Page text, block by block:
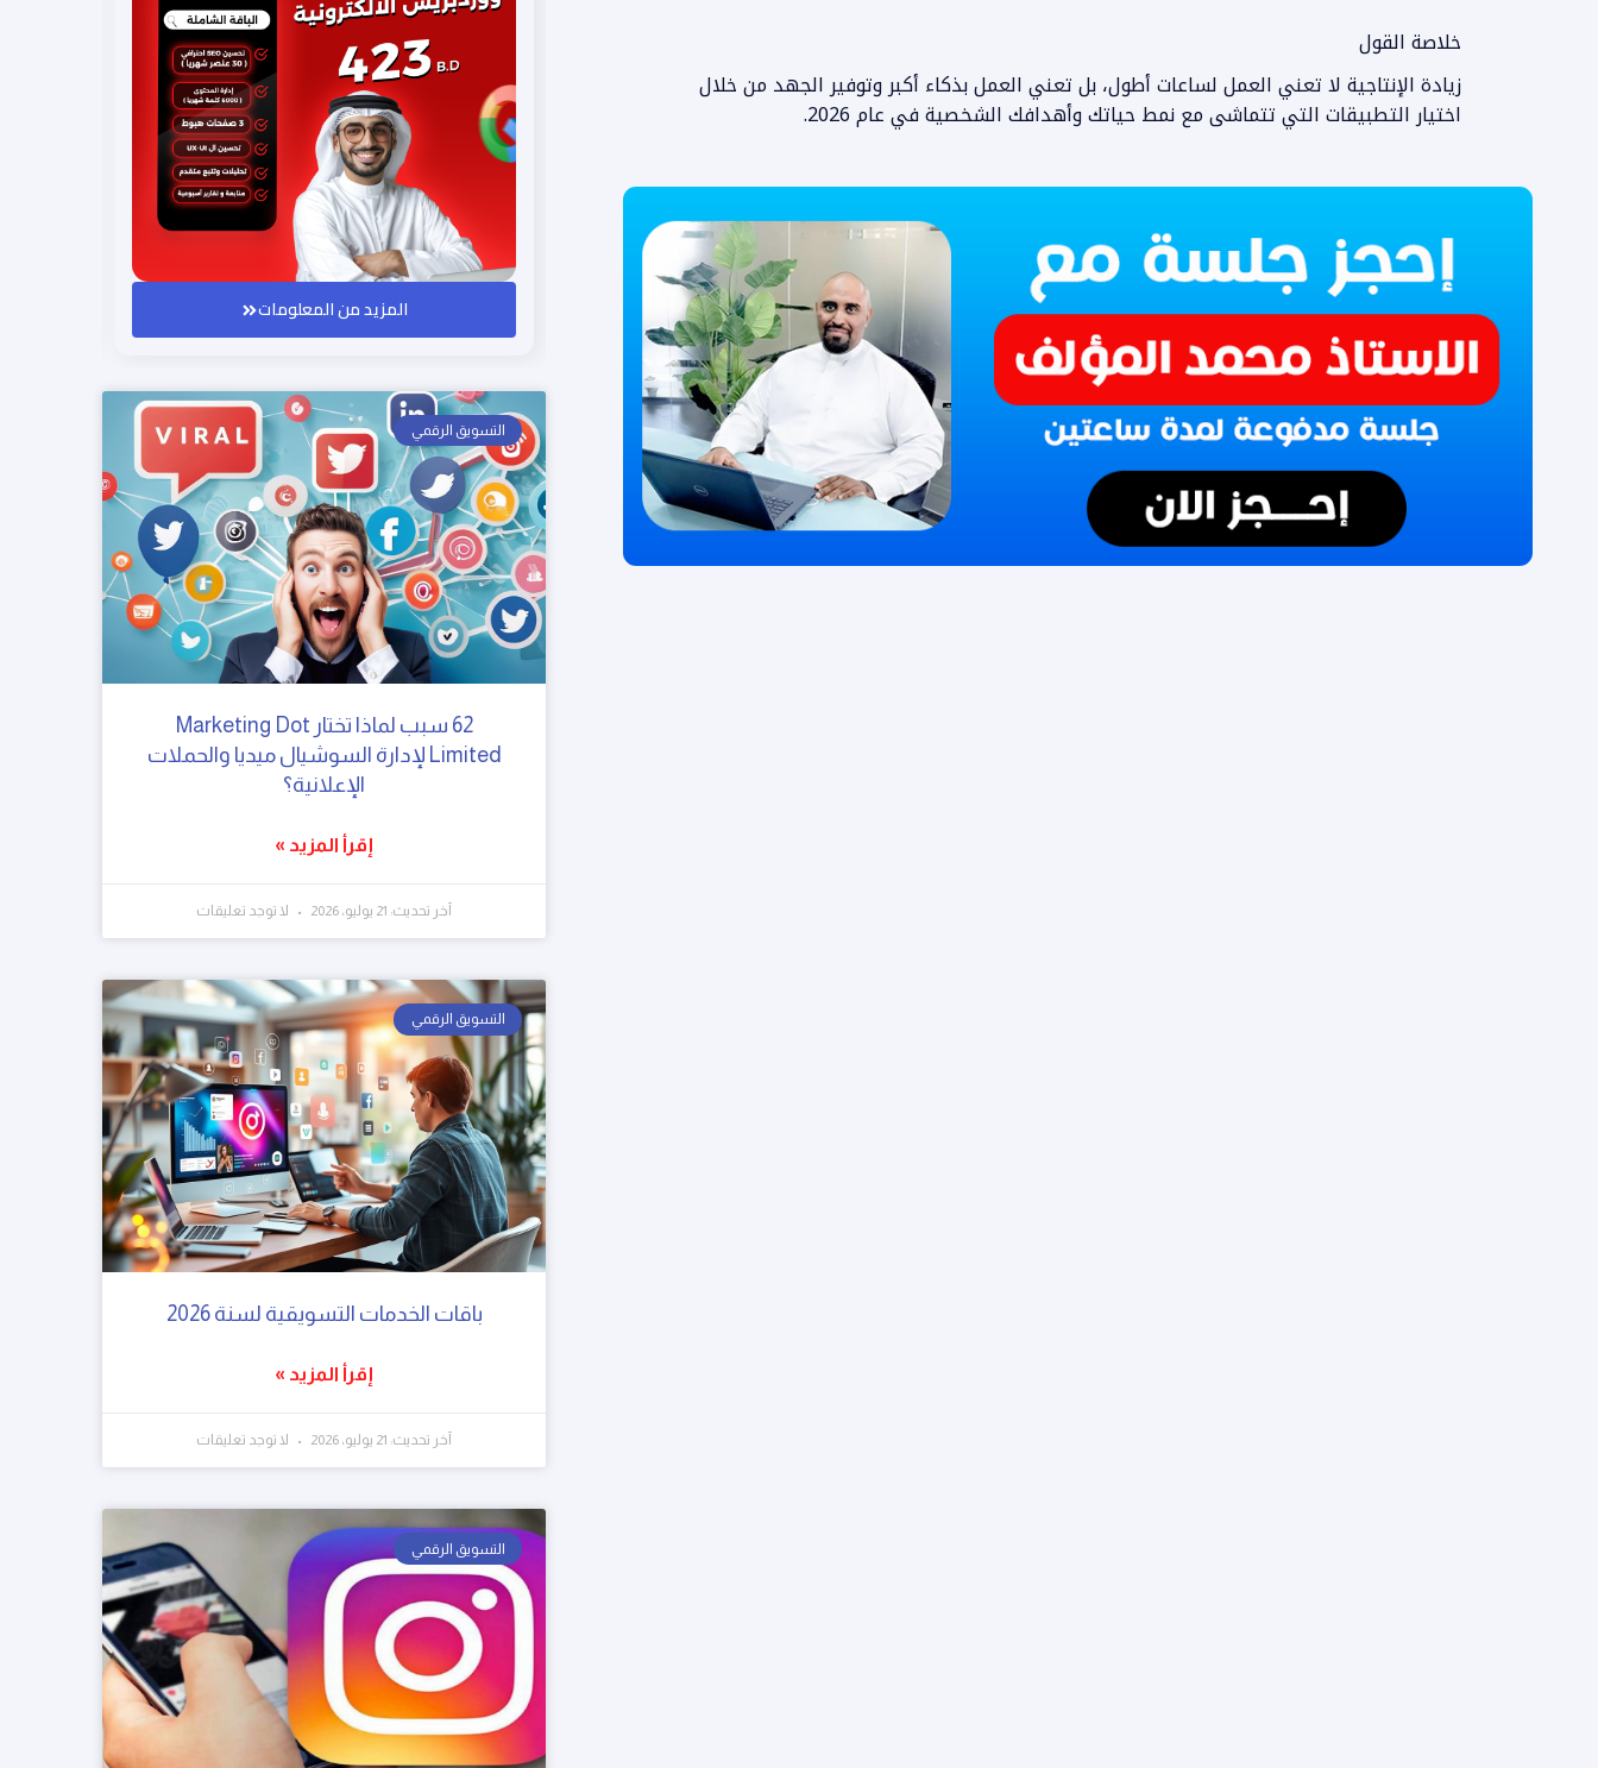
خلاصة القول
زيادة الإنتاجية لا تعني العمل لساعات أطول، بل تعني العمل بذكاء أكبر وتوفير الجهد من خلال
اختيار التطبيقات التي تتماشى مع نمط حياتك وأهدافك الشخصية في عام 2026.
المزيد من المعلومات المزيد من المعلومات المزيد من المعلومات
التسويق الرقمي
62 سبب لماذا تختار Marketing Dot
Limited لإدارة السوشيال ميديا والحملات
الإعلانية؟
إقرأ المزيد »
آخر تحديث: 21 يوليو، 2026 لا توجد تعليقات
التسويق الرقمي
باقات الخدمات التسويقية لسنة 2026
إقرأ المزيد »
آخر تحديث: 21 يوليو، 2026 لا توجد تعليقات
التسويق الرقمي